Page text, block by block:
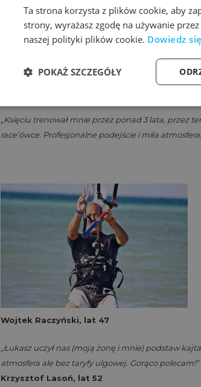
„Księciu trenował mnie przez ponad 3 lata, przez
race’ówce. Profesjonalne podejście i miła
Wojtek Raczyński, lat 47
„Łukasz uczył nas (moją żonę i mnie) podstaw
atmosfera ale bez taryfy ulgowej. Gorąco polecam!”
Krzysztof Lasoń, lat 52
Ta strona korzysta z plików cookie, aby
strony, wyrażasz zgodę na używanie
naszej polityki plików cookie. Dowiedz
POKAŻ SZCZEGÓŁY